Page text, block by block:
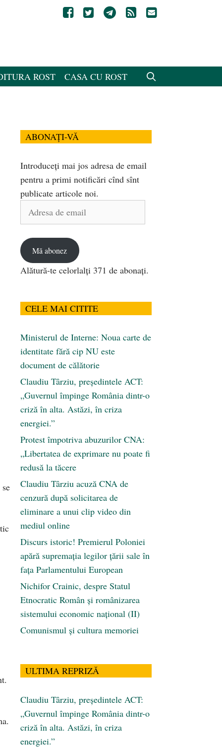
ROST CASA CU ROST
ABONAȚI-VĂ
Introduceți mai jos adresa de email
pentru a primi notificări cînd sînt
publicate articole noi.
Adresa
Mă abonez
Alătură-te celorlalți 371 de abonați.
CELE MAI CITITE
Ministerul de Interne: Noua carte de
identitate fără cip NU este
document de călătorie
Claudiu Târziu, președintele ACT:
„Guvernul împinge România dintr-o
criză în alta. Astăzi, în criza
energiei.”
Protest împotriva abuzurilor CNA:
„Libertatea de exprimare nu poate fi
redusă la tăcere
Claudiu Târziu acuză CNA de
cenzură după solicitarea de
eliminare a unui clip video din
mediul online
Discurs istoric! Premierul Poloniei
apără supremația legilor țării sale în
fața Parlamentului European
Nichifor Crainic, despre Statul
Etnocratic Român şi românizarea
sistemului economic naţional (II)
Comunismul şi cultura memoriei
ULTIMA REPRIZĂ
Claudiu Târziu, președintele ACT:
„Guvernul împinge România dintr-o
criză în alta. Astăzi, în criza
energiei.”